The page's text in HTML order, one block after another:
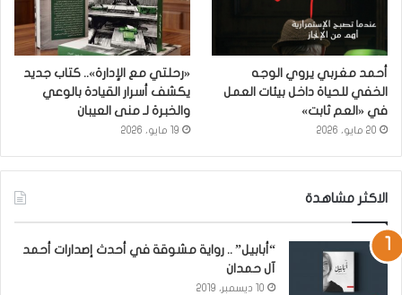
أحمد مغربي يروي الوجه
الخفي للحياة داخل بيئات العمل
في «العم ثابت»
20 مايو، 2026
«رحلتي مع الإدارة».. كتاب جديد
يكشف أسرار القيادة بالوعي
والخبرة لـ منى العيبان
19 مايو، 2026
الاكثر مشاهدة
“أبابيل” .. رواية مشوقة في أحدث إصدارات أحمد
آل حمدان
10 ديسمبر، 2019